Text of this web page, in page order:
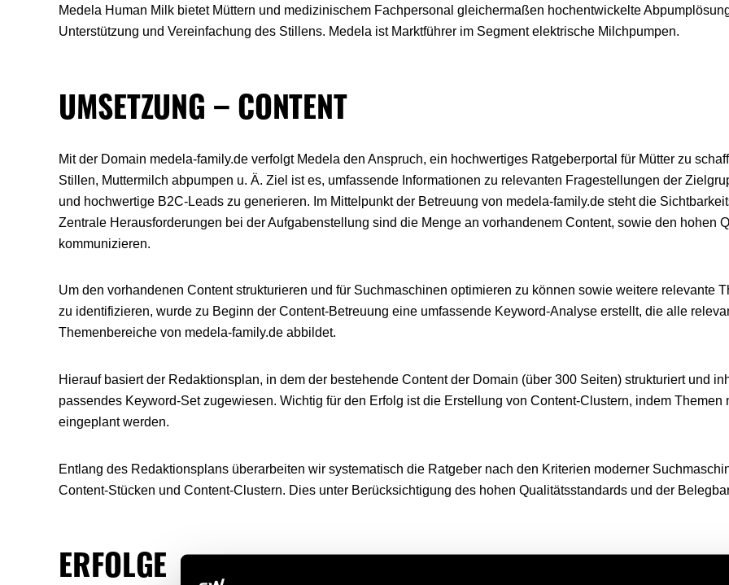
Medela Human Milk bietet Müttern und medizinischem Fachpersonal gleichermaßen hochentwickelte
Unterstützung und Vereinfachung des Stillens. Medela ist Marktführer im Segment elektrische Milchpumpen.
UMSETZUNG – CONTENT
Mit der Domain medela-family.de verfolgt Medela den Anspruch, ein hochwertiges Ratgeberportal für Mütter zu
Stillen, Muttermilch abpumpen u. Ä. Ziel ist es, umfassende Informationen zu relevanten Fragestellungen der
und hochwertige B2C-Leads zu generieren. Im Mittelpunkt der Betreuung von medela-family.de steht die
Zentrale Herausforderungen bei der Aufgabenstellung sind die Menge an vorhandenem Content, sowie den hohen
kommunizieren.
Um den vorhandenen Content strukturieren und für Suchmaschinen optimieren zu können sowie weitere relevante
zu identifizieren, wurde zu Beginn der Content-Betreuung eine umfassende Keyword-Analyse erstellt, die alle
Themenbereiche von medela-family.de abbildet.
Hierauf basiert der Redaktionsplan, in dem der bestehende Content der Domain (über 300 Seiten) strukturiert und
passendes Keyword-Set zugewiesen. Wichtig für den Erfolg ist die Erstellung von Content-Clustern, indem
eingeplant werden.
Entlang des Redaktionsplans überarbeiten wir systematisch die Ratgeber nach den Kriterien moderner
Content-Stücken und Content-Clustern. Dies unter Berücksichtigung des hohen Qualitätsstandards und der
ERFOLGE